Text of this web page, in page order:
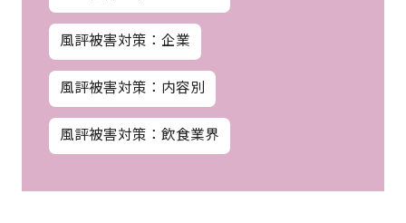
風評被害対策：企業
風評被害対策：内容別
風評被害対策：飲食業界